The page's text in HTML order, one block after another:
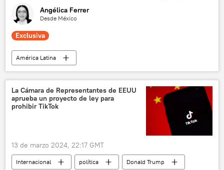
Angélica Ferrer
Desde México
Exclusiva
América Latina
Elecciones presidenciales en México (2024)
México
Instituto Nacional Electoral (INE) de México
Presidencia de México
La Cámara de Representantes de EEUU
aprueba un proyecto de ley para
prohibir TikTok
13 de marzo 2024, 22:17 GMT
Internacional política
Donald Trump